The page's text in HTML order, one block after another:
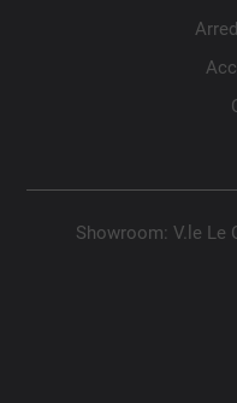
Showroom: V.le Le